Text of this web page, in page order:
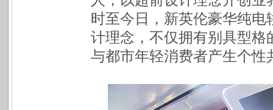
时至今日，新英伦豪华纯
计理念，不仅拥有别具型
与都市年轻消费者产生个性